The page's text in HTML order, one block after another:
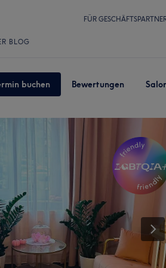
FÜR
BLOG
buchen Bewertungen